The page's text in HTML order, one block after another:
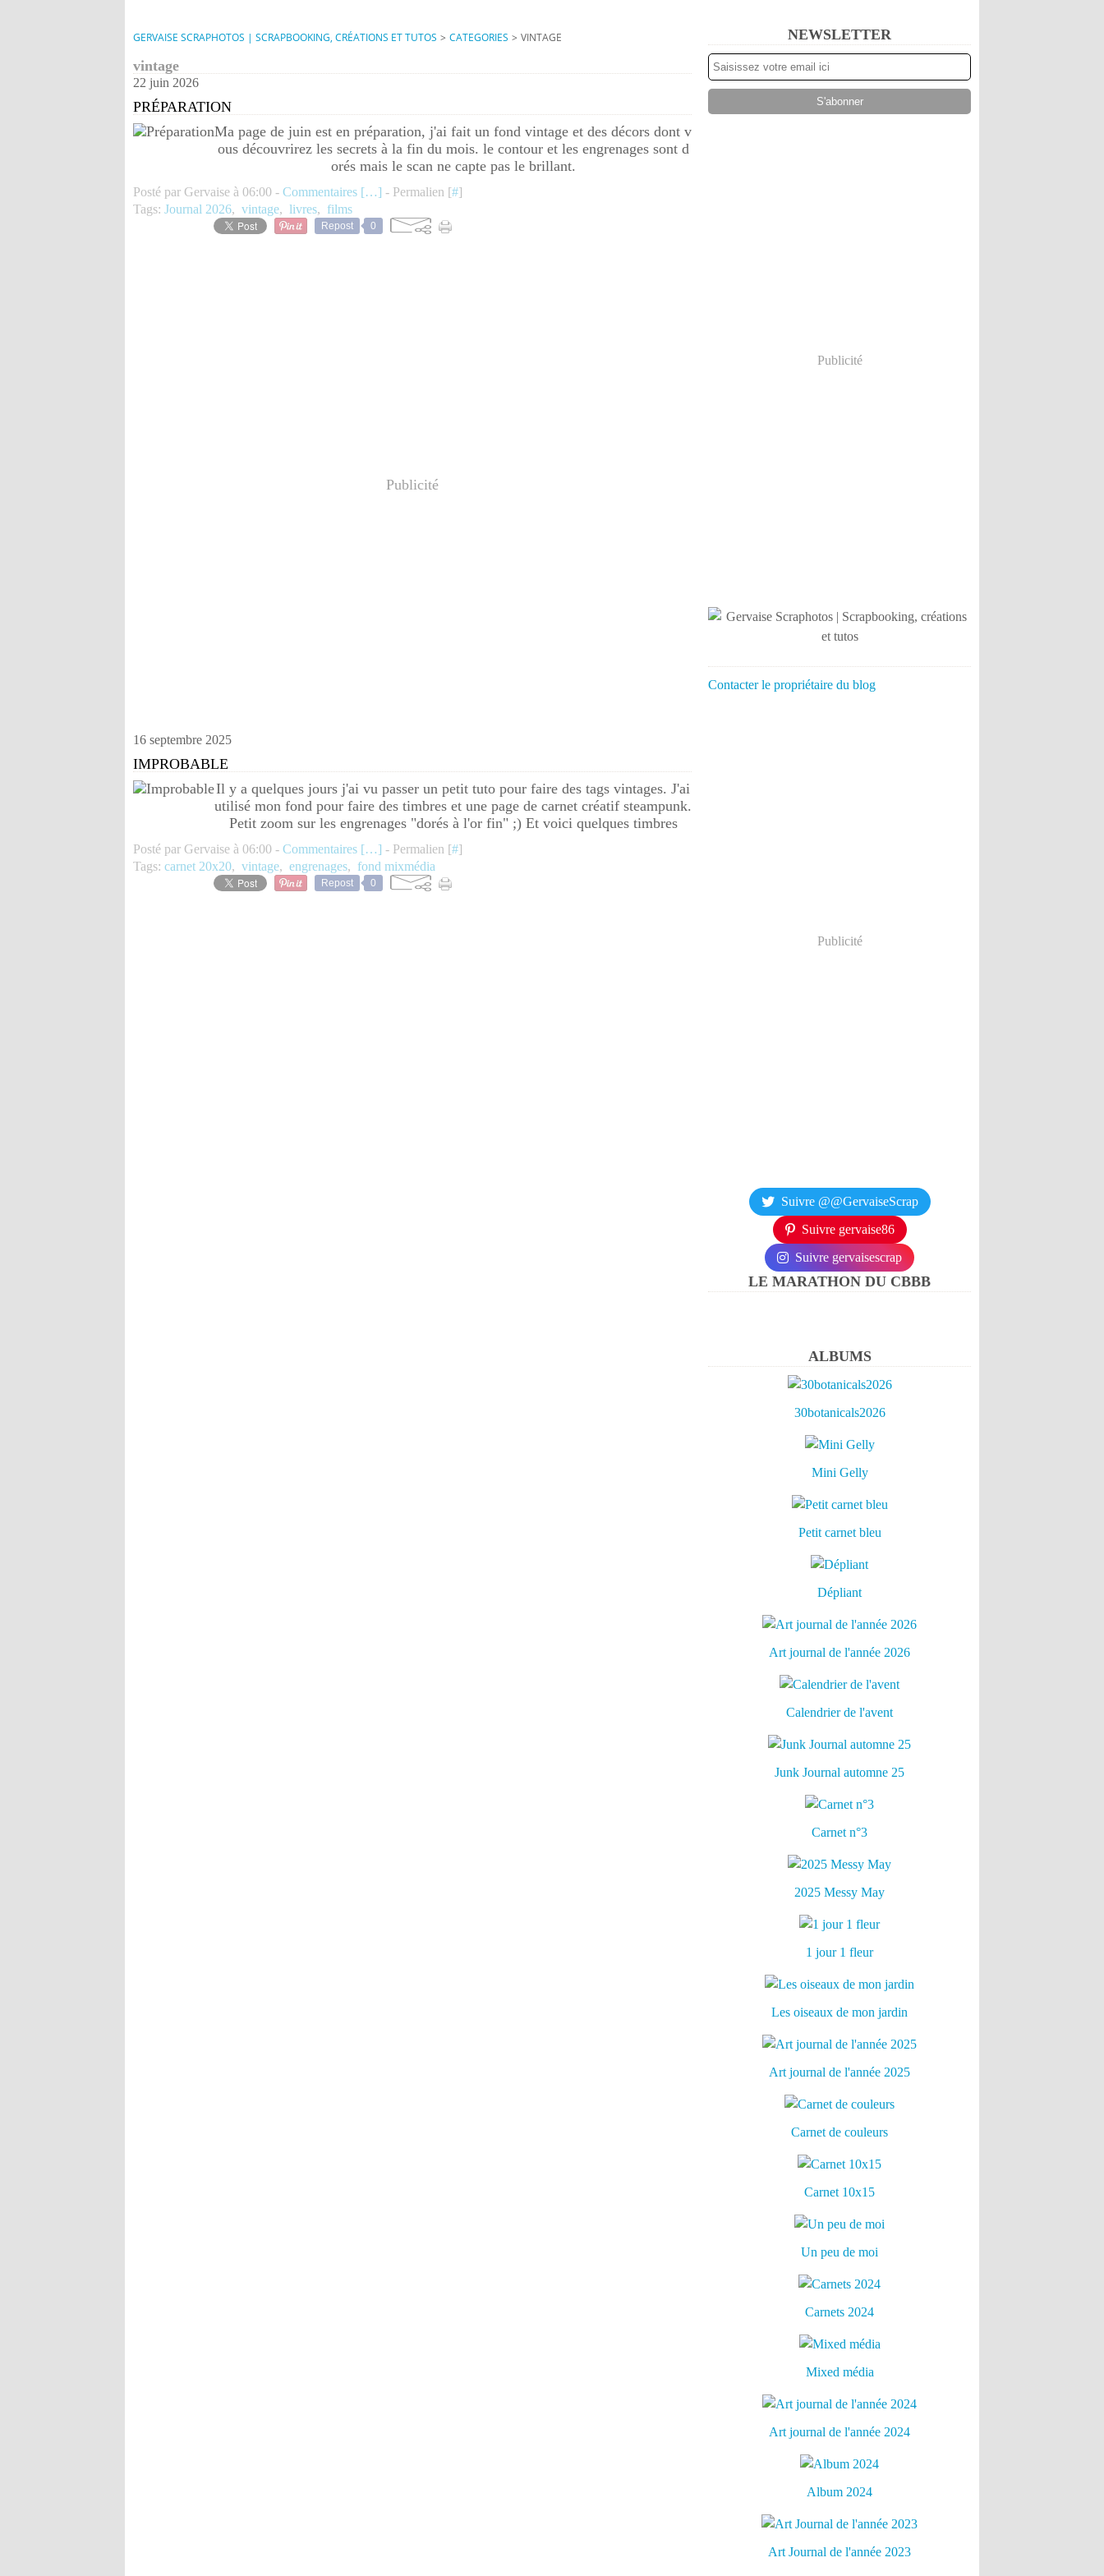
GERVAISE SCRAPHOTOS | SCRAPBOOKING, CRÉATIONS ET TUTOS > CATEGORIES > VINTAGE
vintage
22 juin 2026
PRÉPARATION
Ma page de juin est en préparation, j'ai fait un fond vintage et des décors dont v
ous découvrirez les secrets à la fin du mois. le contour et les engrenages sont d
orés mais le scan ne capte pas le brillant.
Posté par Gervaise à 06:00 - Commentaires […] - Permalien [#]
Tags: Journal 2026, vintage, livres, films
Repost 0
Publicité
16 septembre 2025
IMPROBABLE
Il y a quelques jours j'ai vu passer un petit tuto pour faire des tags vintages. J'ai
utilisé mon fond pour faire des timbres et une page de carnet créatif steampunk.
Petit zoom sur les engrenages "dorés à l'or fin" ;) Et voici quelques timbres
Posté par Gervaise à 06:00 - Commentaires […] - Permalien [#]
Tags: carnet 20x20, vintage, engrenages, fond mixmédia
Repost 0
NEWSLETTER
Publicité
Contacter le propriétaire du blog
Publicité
Suivre @@GervaiseScrap
Suivre gervaise86
Suivre gervaisescrap
LE MARATHON DU CBBB
ALBUMS
30botanicals2026
Mini Gelly
Petit carnet bleu
Dépliant
Art journal de l'année 2026
Calendrier de l'avent
Junk Journal automne 25
Carnet n°3
2025 Messy May
1 jour 1 fleur
Les oiseaux de mon jardin
Art journal de l'année 2025
Carnet de couleurs
Carnet 10x15
Un peu de moi
Carnets 2024
Mixed média
Art journal de l'année 2024
Album 2024
Art Journal de l'année 2023